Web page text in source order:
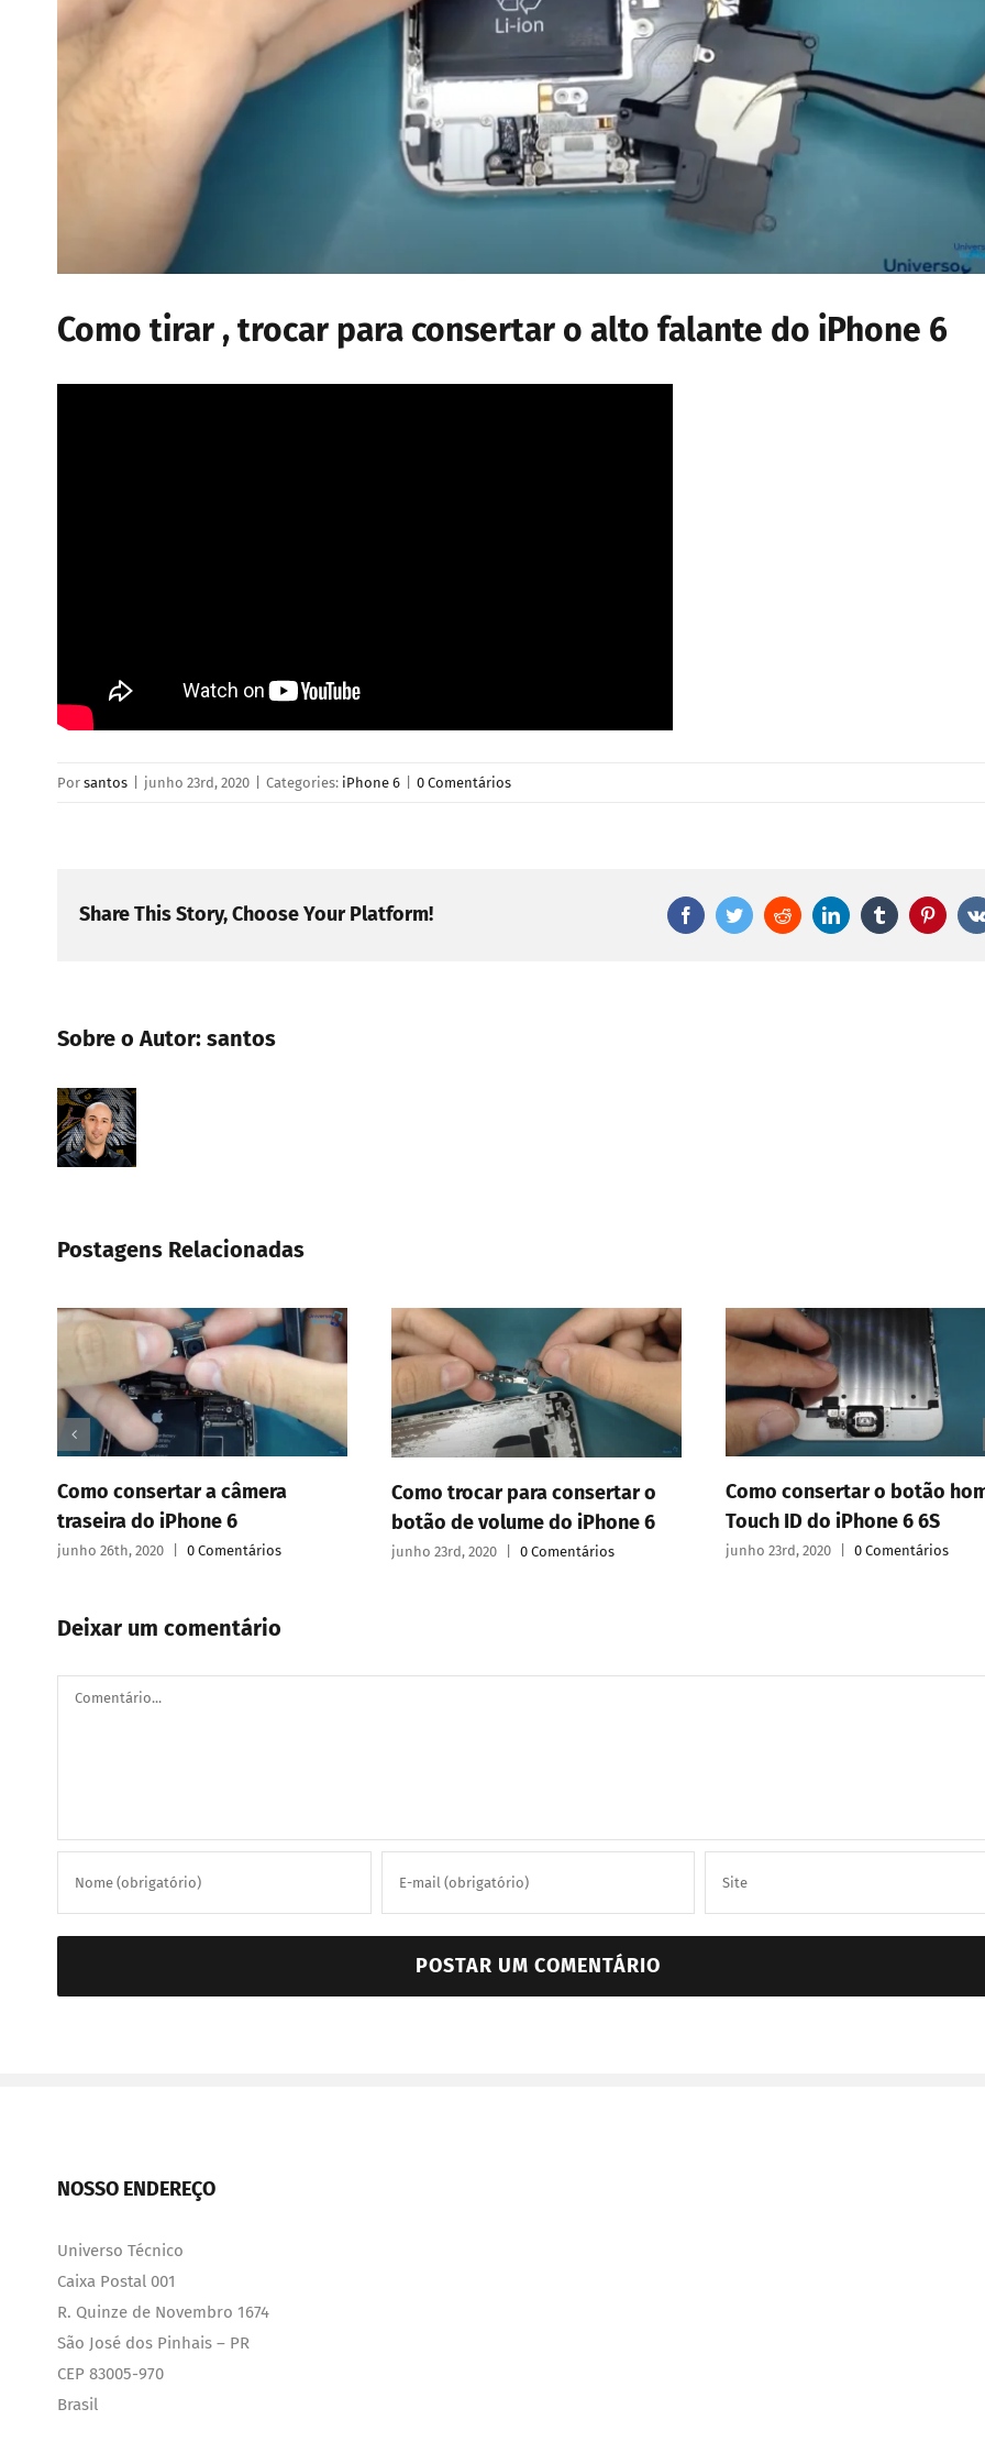
Como tirar , trocar para consertar o alto falante do iPhone 6
Por santos junho 23rd, 2020 Categories: iPhone 6 0 Comentários
Share This Story, Choose Your Platform! FacebookTwitterRedditLinkedInTumblr
Sobre o Autor: santos
Postagens Relacionadas
Como consertar a câmera
traseira do iPhone 6
junho 26th, 2020 0 Comentários
Como trocar para consertar o
botão de volume do iPhone 6
junho 23rd, 2020 0 Comentários
Como consertar o botão
Touch ID do iPhone 6 6S
junho 23rd, 2020 0 Comentários
Deixar um comentário
Comentário
NOSSO ENDEREÇO
Universo Técnico
Caixa Postal 001
R. Quinze de Novembro 1674
São José dos Pinhais – PR
CEP 83005-970
Brasil